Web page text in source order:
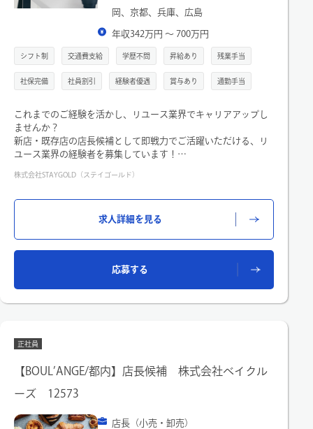
岡、京都、兵庫、広島
年収342万円 〜 700万円
シフト制 交通費支給 学歴不問 昇給あり 残業手当
社保完備 社員割引 経験者優遇 賞与あり 通勤手当
これまでのご経験を活かし、リユース業界でキャリアアップし
ませんか？
新店・既存店の店長候補として即戦力でご活躍いただける、リ
ユース業界の経験者を募集しています！
る対話重視型のバイヤーです！
写真撮影し、本部の専門部署に確認
成約後の商品情報を入力してお品物を倉庫へ発送
店舗、エリア、組織全体で協力して予算達成を目指すため、チ
株式会社STAYGOLD（ステイゴールド）
求人詳細を見る
応募する
正社員
【BOUL’ANGE/都内】店長候補 株式会社ベイクル
ーズ 12573
店長（小売・卸売）